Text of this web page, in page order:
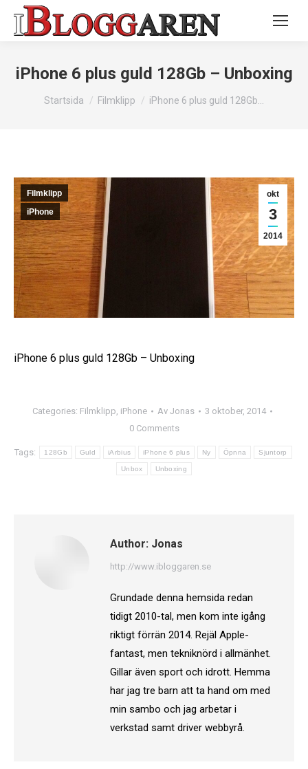
iPhone 6 plus guld 128Gb – Unboxing
Du är här:
Startsida Filmklipp iPhone 6 plus guld 128Gb…
okt
3
2014
Filmklipp
iPhone
iPhone 6 plus guld 128Gb – Unboxing
Categories: Filmklipp, iPhone Av Jonas
3 oktober, 2014
0 Comments
Tags: 128Gb Guld iArbius iPhone 6 plus Ny Öpnna Sjuntorp
Unbox Unboxing
Author: Jonas
http://www.ibloggaren.se
Grundade denna hemsida redan
tidigt 2010-tal, men kom inte igång
riktigt förrän 2014. Rejäl Apple-
fantast, men tekniknörd i allmänhet.
Gillar även sport och idrott. Hemma
har jag tre barn att ta hand om med
min sambo och jag arbetar i
verkstad samt driver webbyrå.